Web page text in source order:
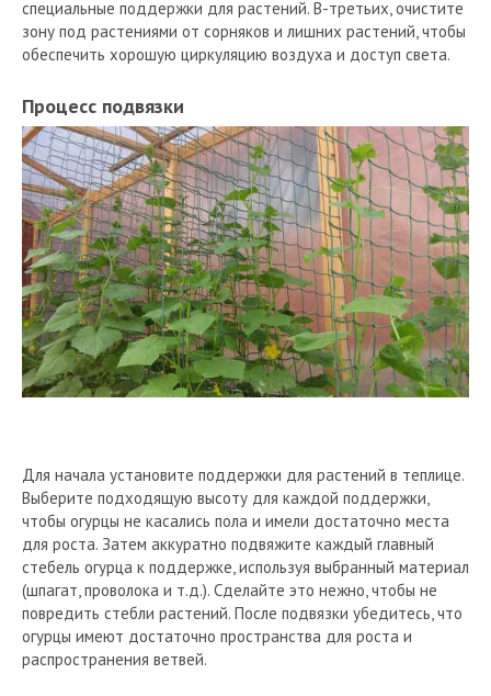
специальные поддержки для растений. В-третьих, очистите
зону под растениями от сорняков и лишних растений, чтобы
обеспечить хорошую циркуляцию воздуха и доступ света.
Процесс подвязки
Для начала установите поддержки для растений в теплице.
Выберите подходящую высоту для каждой поддержки,
чтобы огурцы не касались пола и имели достаточно места
для роста. Затем аккуратно подвяжите каждый главный
стебель огурца к поддержке, используя выбранный материал
(шпагат, проволока и т.д.). Сделайте это нежно, чтобы не
повредить стебли растений. После подвязки убедитесь, что
огурцы имеют достаточно пространства для роста и
распространения ветвей.